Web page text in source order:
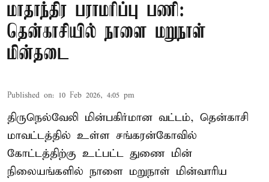
மாதாந்திர பராமரிப்பு பணி:
தென்காசியில் நாளை மறுநாள்
மின்தடை
Published on: 10 Feb 2026, 4:05 pm
திருநெல்வேலி மின்பகிர்மான வட்டம், தென்காசி
மாவட்டத்தில் உள்ள சங்கரன்கோவில்
கோட்டத்திற்கு உட்பட்ட துணை மின்
நிலையங்களில் நாளை மறுநாள் மின்வாரிய